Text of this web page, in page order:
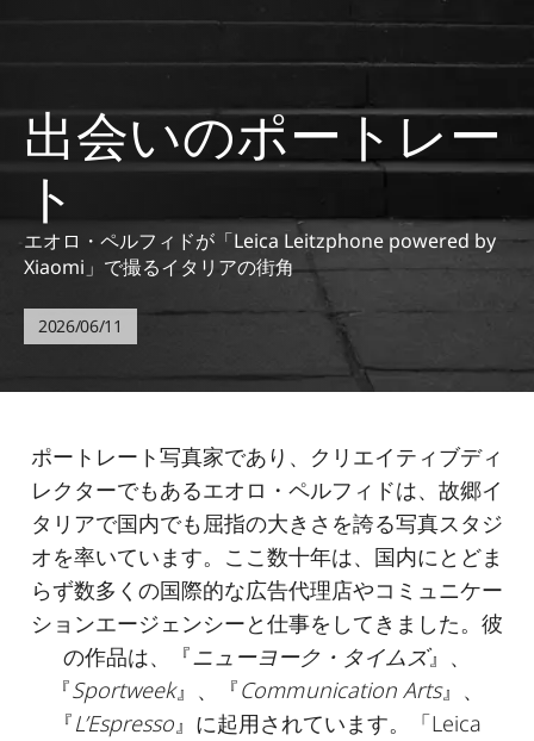
出会いのポートレー
ト
エオロ・ペルフィドが「Leica Leitzphone powered by
Xiaomi」で撮るイタリアの街角
2026/06/11
ポートレート写真家であり、クリエイティブディ
レクターでもあるエオロ・ペルフィドは、故郷イ
タリアで国内でも屈指の大きさを誇る写真スタジ
オを率いています。ここ数十年は、国内にとどま
らず数多くの国際的な広告代理店やコミュニケー
ションエージェンシーと仕事をしてきました。彼
の作品は、『ニューヨーク・タイムズ』、
『Sportweek』、『Communication Arts』、
『L’Espresso』に起用されています。「Leica